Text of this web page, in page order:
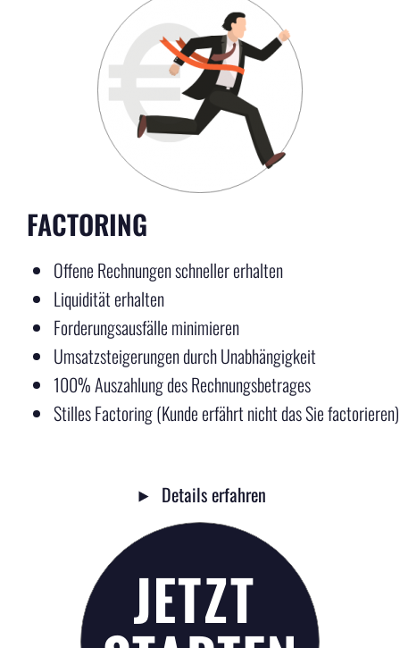
FACTORING
Offene Rechnungen schneller erhalten
Liquidität erhalten
Forderungsausfälle minimieren
Umsatzsteigerungen durch Unabhängigkeit
100% Auszahlung des Rechnungsbetrages
Stilles Factoring (Kunde erfährt nicht das Sie factorieren)
Details erfahren